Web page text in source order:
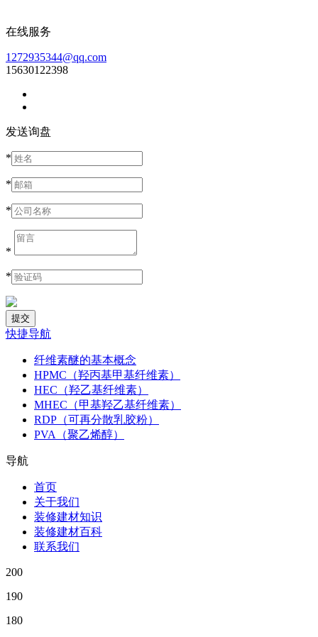
在线服务
1272935344@qq.com
15630122398
发送询盘
*
*
*
*
*
快捷导航
纤维素醚的基本概念
HPMC（羟丙基甲基纤维素）
HEC（羟乙基纤维素）
MHEC（甲基羟乙基纤维素）
RDP（可再分散乳胶粉）
PVA（聚乙烯醇）
导航
首页
关于我们
装修建材知识
装修建材百科
联系我们
200
190
180